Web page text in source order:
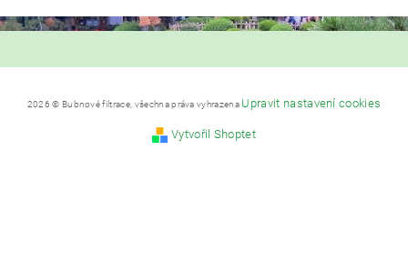
2026 © Bubnové filtrace, všechna práva vyhrazena Upravit nastavení cookies
Vytvořil Shoptet